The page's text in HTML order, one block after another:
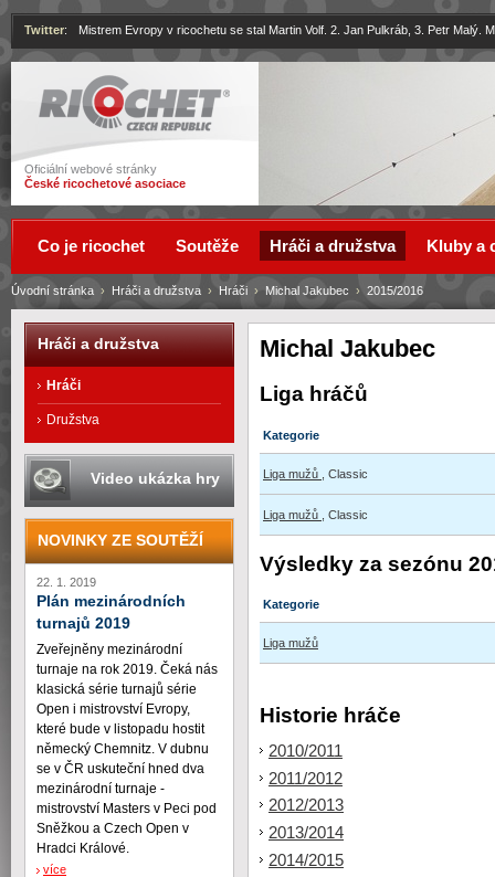
Ricochet
Oficiální webové stránky
České ricochetové asociace
Twitter: Mistrem Evropy v ricochetu se stal Martin Volf. 2. Jan Pulkráb, 3. Petr Malý.
Michal Jakubec
Liga hráčů
Kategorie
Liga mužů , Classic
Liga mužů , Classic
Výsledky za sezónu
Kategorie
Liga mužů
Historie hráče
2010/2011
2011/2012
2012/2013
2013/2014
2014/2015
Úvodní stránka › Hráči a družstva › Hráči › Michal Jakubec › 2015/2016
Co je ricochet Soutěže Hráči a družstva Kluby a
Hráči a družstva
Hráči
Družstva
Video ukázka hry
NOVINKY ZE SOUTĚŽÍ
22. 1. 2019
Plán mezinárodních
turnajů 2019
Zveřejněny mezinárodní
turnaje na rok 2019. Čeká nás
klasická série turnajů série
Open i mistrovství Evropy,
které bude v listopadu hostit
německý Chemnitz. V dubnu
se v ČR uskuteční hned dva
mezinárodní turnaje -
mistrovství Masters v Peci pod
Sněžkou a Czech Open v
Hradci Králové.
více